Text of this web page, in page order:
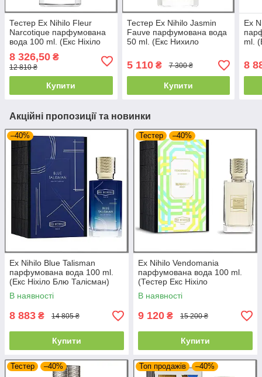
Тестер Ex Nihilo Fleur
Narcotique парфумована
вода 100 ml. (Екс Ніхіло
Флер Наркотік)
8 326,50 ₴
12 810 ₴
Купити
Тестер Ex Nihilo Jasmin
Fauve парфумована вода
50 ml. (Екс Нихило
5 110₴ 7 300 ₴
Купити
Ex
ml.
8
Акційні пропозиції та новинки
–40%
Ex Nihilo Blue Talisman
парфумована вода 100 ml.
(Екс Ніхіло Блю Талісман)
В наявності
8 883 ₴ 14 805 ₴
Купити
Тестер –40%
Ex Nihilo Vendomania
парфумована вода 100 ml.
(Тестер Екс Ніхіло
Вендоманія)
В наявності
9 120 ₴ 15 200 ₴
Купити
Тестер –40% Топ продажів –40%